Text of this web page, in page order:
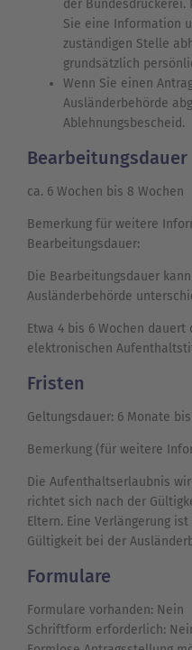
der
Sie eine Information
zuständigen Stelle
grundsätzlich
Wenn Sie einen
Ausländerbehörde
Ablehnungsbescheid.
Bearbeitungsdauer
ca. 6 Wochen bis 8 Wochen
Bemerkung für weitere
Bearbeitungsdauer:
Die Bearbeitungsdauer
Ausländerbehörde
Etwa 4 bis 6 Wochen
elektronischen
Fristen
Geltungsdauer: 6 Monate bis
Bemerkung (für weitere
Die Aufenthaltserlaubnis
richtet sich nach der
Eltern. Eine Verlängerung
Gültigkeit bei der
Formulare
Formulare vorhanden: Nein
Schriftform erforderlich: